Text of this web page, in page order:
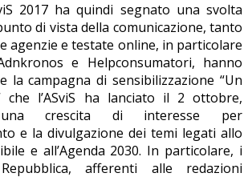
2017 ha quindi segnato una svolta
di vista della comunicazione, tanto
agenzie e testate online, in particolare
e Helpconsumatori, hanno
la campagna di sensibilizzazione “Un
che l’ASviS ha lanciato il 2 ottobre,
una crescita di interesse per
e la divulgazione dei temi legati allo
e all’Agenda 2030. In particolare, i
afferenti alle redazioni